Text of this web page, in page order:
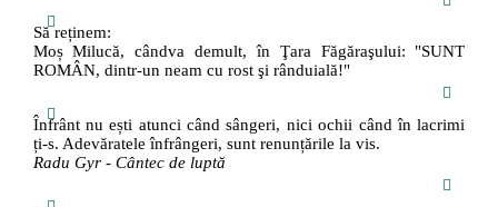
Să reținem:
Moș Milucă, cândva demult, în Ţara Făgăraşului: "SUNT
ROMÂN, dintr-un neam cu rost şi rânduială!"
Înfrânt nu ești atunci când sângeri, nici ochii când în lacrimi
ți-s. Adevăratele înfrângeri, sunt renunțările la vis.
Radu Gyr - Cântec de luptă